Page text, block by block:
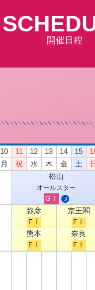
開催日程
10 11 12 13 14 15
月 祝 水 木 金 土
松山
オールスター
GⅠ
弥彦
FⅠ
京王閣
FⅠ
熊本
FⅠ
奈良
FⅠ